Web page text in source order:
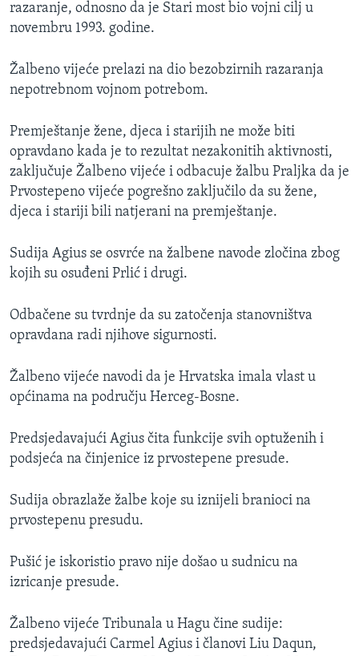
razaranje, odnosno da je Stari most bio vojni cilj u
novembru 1993. godine.
Žalbeno vijeće prelazi na dio bezobzirnih razaranja
nepotrebnom vojnom potrebom.
Premještanje žene, djeca i starijih ne može biti
opravdano kada je to rezultat nezakonitih aktivnosti,
zaključuje Žalbeno vijeće i odbacuje žalbu Praljka da je
Prvostepeno vijeće pogrešno zaključilo da su žene,
djeca i stariji bili natjerani na premještanje.
Sudija Agius se osvrće na žalbene navode zločina zbog
kojih su osuđeni Prlić i drugi.
Odbačene su tvrdnje da su zatočenja stanovništva
opravdana radi njihove sigurnosti.
Žalbeno vijeće navodi da je Hrvatska imala vlast u
općinama na području Herceg-Bosne.
Predsjedavajući Agius čita funkcije svih optuženih i
podsjeća na činjenice iz prvostepene presude.
Sudija obrazlaže žalbe koje su iznijeli branioci na
prvostepenu presudu.
Pušić je iskoristio pravo nije došao u sudnicu na
izricanje presude.
Žalbeno vijeće Tribunala u Hagu čine sudije:
predsjedavajući Carmel Agius i članovi Liu Daqun,